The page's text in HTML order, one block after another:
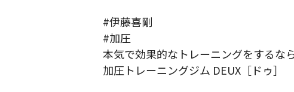
#伊藤喜剛
#加圧
本気で効果的なトレーニングをするな
加圧トレーニングジム DEUX［ドゥ］